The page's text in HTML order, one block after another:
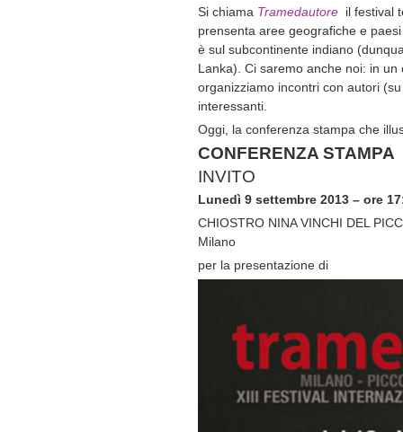
Si chiama Tramedautore il festival
prensenta aree geografiche e
è sul subcontinente indiano
Lanka). Ci saremo anche noi: in un
organizziamo incontri con autori
interessanti.
Oggi, la conferenza stampa che
CONFERENZA STAMPA
INVITO
Lunedì 9 settembre 2013 – ore
CHIOSTRO NINA VINCHI DEL
Milano
per la presentazione di